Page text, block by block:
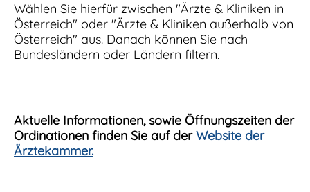
Wählen Sie hierfür zwischen "Ärzte & Kliniken in
Österreich" oder "Ärzte & Kliniken außerhalb von
Österreich" aus. Danach können Sie nach
Bundesländern oder Ländern filtern.
Aktuelle Informationen, sowie Öffnungszeiten der
Ordinationen finden Sie auf derWebsite der
Ärztekammer.